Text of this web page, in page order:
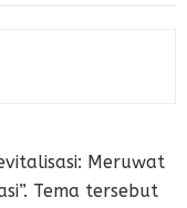
Meruwat
Tema tersebut